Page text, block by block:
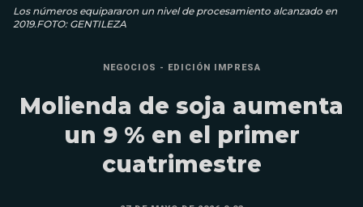
Los números equipararon un nivel de procesamiento alcanzado en
2019.FOTO: GENTILEZA
NEGOCIOS - EDICIÓN IMPRESA
Molienda de soja aumenta
un 9 % en el primer
cuatrimestre